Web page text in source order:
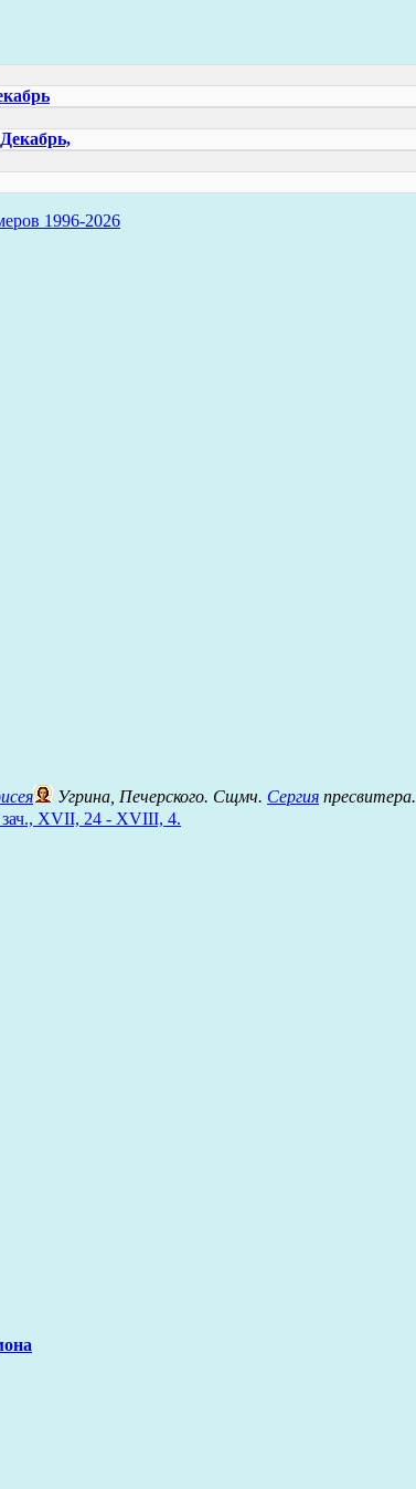
Декабрь,
1996-2026
Угрина, Печерского. Сщмч. Сергия пресвитера.
XVII, 24 - XVIII, 4.